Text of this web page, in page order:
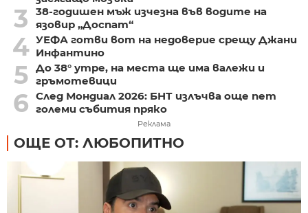
3
38-годишен мъж изчезна във водите на
язовир „Доспат“
4 УЕФА готви вот на недоверие срещу Джани
Инфантино
5 До 38° утре, на места ще има валежи и
гръмотевици
6 След Мондиал 2026: БНТ излъчва още пет
големи събития пряко
Реклама
ОЩЕ ОТ: ЛЮБОПИТНО